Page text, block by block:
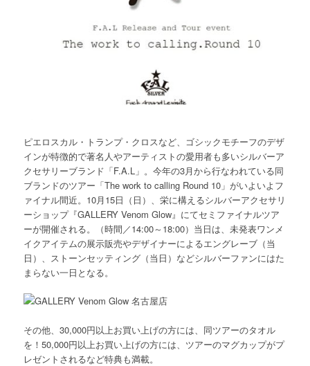
ピエロスカル・トランプ・クロスなど、ゴシックモチーフのデザ
インが特徴的で著名人やアーティストの愛用者も多いシルバーア
クセサリーブランド「F.A.L」。今年の3月から行なわれている同
ブランドのツアー「The work to calling Round 10」がいよいよフ
ァイナル間近。10月15日（日）、栄に構えるシルバーアクセサリ
ーショップ『GALLERY Venom Glow』にてセミファイナルツア
ーが開催される。（時間／14:00～18:00）当日は、未発表ワンメ
イクアイテムの展示販売やデザイナーによるエングレーブ（当
日）、ストーンセッティング（当日）などシルバーファンにはた
まらない一日となる。
その他、30,000円以上お買い上げの方には、同ツアーのタオル
を！50,000円以上お買い上げの方には、ツアーのマグカップがプ
レゼントされるなど特典も満載。